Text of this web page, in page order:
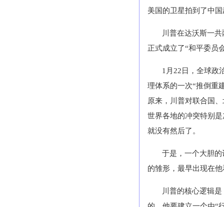
美国的卫星拍到了中
川普在达沃斯一
正式成立了“和平委员
1月22日，全球政
理体系的一次“推倒重
原来，川普对联合国
世界各地的冲突特别
就没有然后了。
于是，一个大胆
的雏形，最早出现在
川普的核心逻辑